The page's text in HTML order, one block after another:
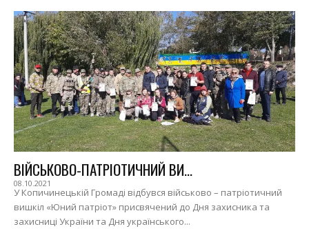
ВІЙСЬКОВО-ПАТРІОТИЧНИЙ ВИ...
08.10.2021
У Копичинецькій Громаді відбувся військово – патріотичний
вишкіл «Юний патріот» присвячений до Дня захисника та
захисниці України та Дня українського...